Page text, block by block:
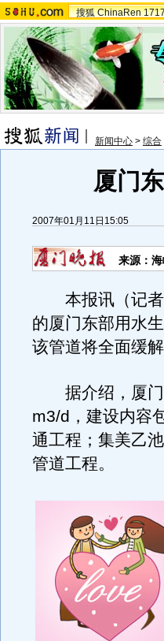
搜狐 ChinaRen
新闻中心 > 综合
厦门
2007年01月11日15:05
来源：
本报讯（记者
的厦门东部用水
该管道将全面缓
据介绍，厦门
m3/d，建设内容
通工程；集美乙
管道工程。